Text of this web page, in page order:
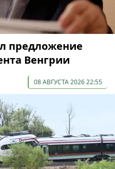
предложение
Венгрии
08 АВГУСТА 2026 22:55